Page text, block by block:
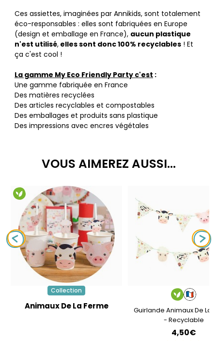
Ces assiettes, imaginées par Annikids, sont totalement
éco-responsables : elles sont fabriquées en Europe
(design et emballage en France), aucun plastique
n'est utilisé, elles sont donc 100% recyclables ! Et
ça c'est cool !
La gamme My Eco Friendly Party c'est :
Une gamme fabriquée en France
Des matières recyclées
Des articles recyclables et compostables
Des emballages et produits sans plastique
Des impressions avec encres végétales
VOUS AIMEREZ AUSSI...
Collection
Animaux De La Ferme
Guirlande Animaux De La
- Recyclable
4,50€